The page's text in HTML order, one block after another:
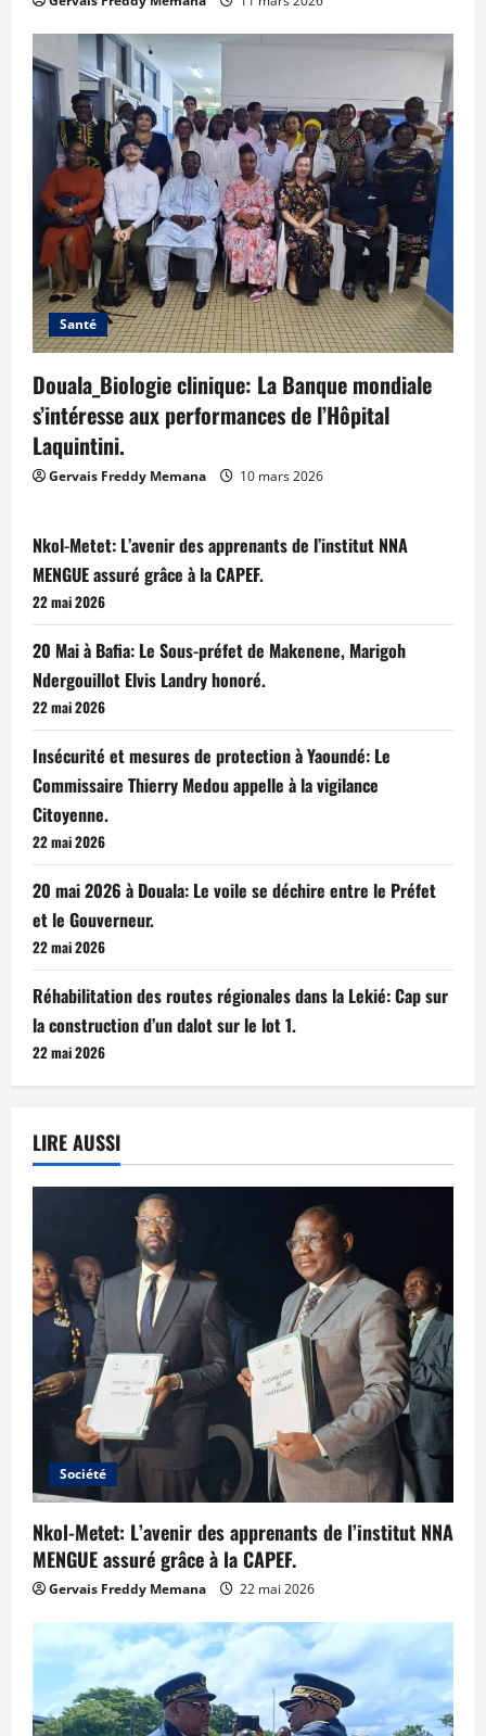
Santé
Douala_Biologie clinique: La Banque mondiale
s’intéresse aux performances de l’Hôpital
Laquintini.
Gervais Freddy Memana 10 mars 2026
Nkol-Metet: L’avenir des apprenants de l’institut NNA
MENGUE assuré grâce à la CAPEF.
22 mai 2026
20 Mai à Bafia: Le Sous-préfet de Makenene, Marigoh
Ndergouillot Elvis Landry honoré.
22 mai 2026
Insécurité et mesures de protection à Yaoundé: Le
Commissaire Thierry Medou appelle à la vigilance
Citoyenne.
22 mai 2026
20 mai 2026 à Douala: Le voile se déchire entre le Préfet
et le Gouverneur.
22 mai 2026
Réhabilitation des routes régionales dans la Lekié: Cap sur
la construction d’un dalot sur le lot 1.
22 mai 2026
LIRE AUSSI
Société
Nkol-Metet: L’avenir des apprenants de l’institut NNA
MENGUE assuré grâce à la CAPEF.
Gervais Freddy Memana 22 mai 2026